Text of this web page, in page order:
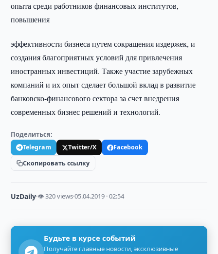
опыта среди работников финансовых институтов,
повышения
эффективности бизнеса путем сокращения издержек, и
создания благоприятных условий для привлечения
иностранных инвестиций. Также участие зарубежных
компаний и их опыт сделает большой вклад в развитие
банковско-финансового сектора за счет внедрения
современных бизнес решений и технологий.
Поделиться:
Telegram Twitter/X
Facebook
Скопировать ссылку
UzDaily·👁 320 views·05.04.2019 · 02:54
Будьте в курсе событий
Получайте главные новости, эксклюзивные